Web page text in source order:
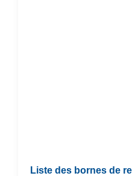
Liste des bornes de